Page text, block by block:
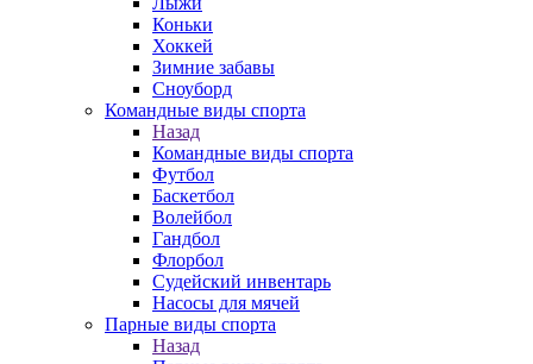
Коньки
Хоккей
Зимние забавы
Сноуборд
Командные виды спорта
Назад
Командные виды спорта
Футбол
Баскетбол
Волейбол
Гандбол
Флорбол
Судейский инвентарь
Насосы для мячей
Парные виды спорта
Назад